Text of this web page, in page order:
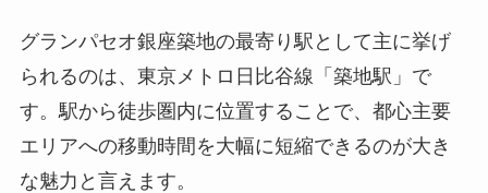
グランパセオ銀座築地の最寄り駅として主に挙げ
られるのは、東京メトロ日比谷線「築地駅」で
す。駅から徒歩圏内に位置することで、都心主要
エリアへの移動時間を大幅に短縮できるのが大き
な魅力と言えます。